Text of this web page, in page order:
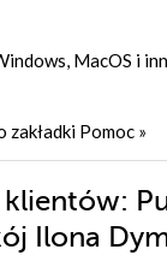
MacOS i
zakładki Pomoc »
Ilona